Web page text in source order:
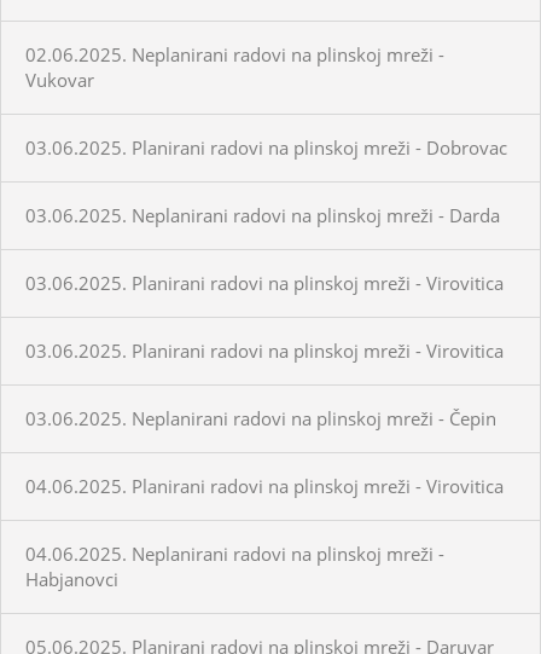
02.06.2025. Neplanirani radovi na plinskoj mreži -
Vukovar
03.06.2025. Planirani radovi na plinskoj mreži - Dobrovac
03.06.2025. Neplanirani radovi na plinskoj mreži - Darda
03.06.2025. Planirani radovi na plinskoj mreži - Virovitica
03.06.2025. Planirani radovi na plinskoj mreži - Virovitica
03.06.2025. Neplanirani radovi na plinskoj mreži - Čepin
04.06.2025. Planirani radovi na plinskoj mreži - Virovitica
04.06.2025. Neplanirani radovi na plinskoj mreži -
Habjanovci
05.06.2025. Planirani radovi na plinskoj mreži - Daruvar